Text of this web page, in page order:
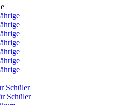
Schüler
Schüler